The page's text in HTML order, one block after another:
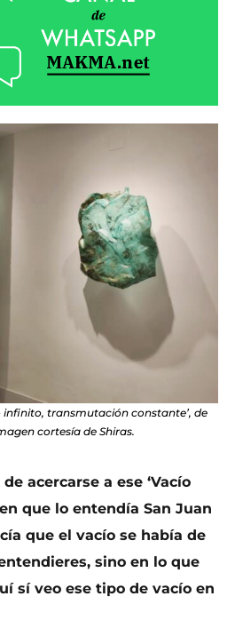
infinito, transmutación constante’, de
cortesía de Shiras.
acercarse a ese ‘Vacío
que lo entendía San Juan
ía que el vacío se había de
sino en lo que
í sí veo ese tipo de vacío en